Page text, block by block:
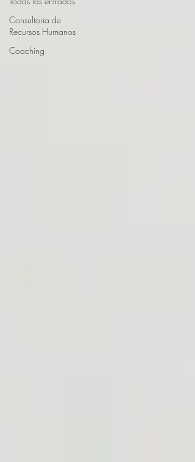
Consultoria de
Recursos Humanos
Coaching